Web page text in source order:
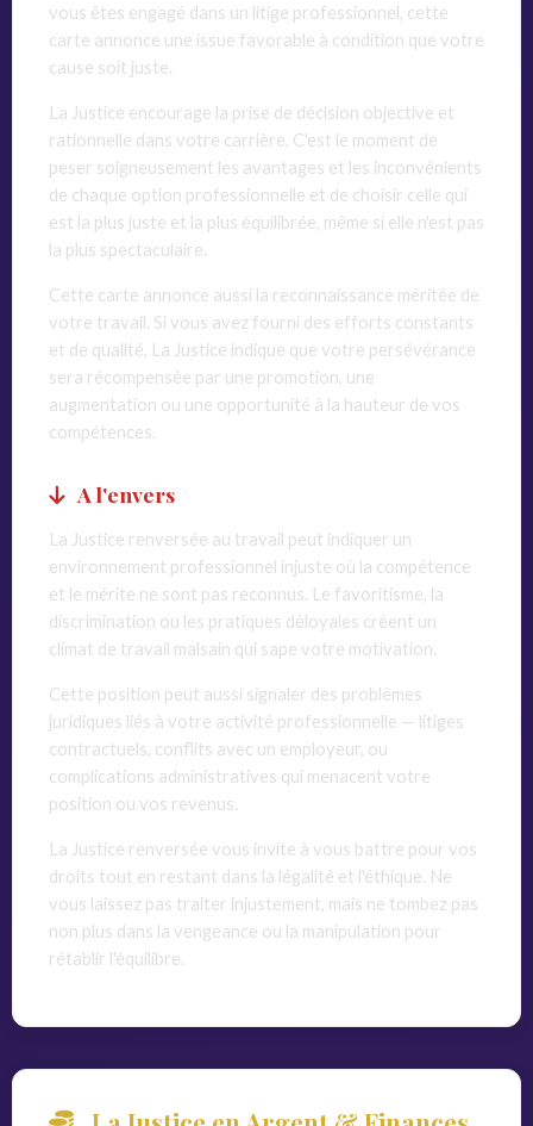
vous êtes engagé dans un litige professionnel, cette
carte annonce une issue favorable à condition que votre
cause soit juste.
La Justice encourage la prise de décision objective et
rationnelle dans votre carrière. C'est le moment de
peser soigneusement les avantages et les inconvénients
de chaque option professionnelle et de choisir celle qui
est la plus juste et la plus équilibrée, même si elle n'est pas
la plus spectaculaire.
Cette carte annonce aussi la reconnaissance méritée de
votre travail. Si vous avez fourni des efforts constants
et de qualité, La Justice indique que votre persévérance
sera récompensée par une promotion, une
augmentation ou une opportunité à la hauteur de vos
compétences.
A l'envers
La Justice renversée au travail peut indiquer un
environnement professionnel injuste où la compétence
et le mérite ne sont pas reconnus. Le favoritisme, la
discrimination ou les pratiques déloyales créent un
climat de travail malsain qui sape votre motivation.
Cette position peut aussi signaler des problèmes
juridiques liés à votre activité professionnelle — litiges
contractuels, conflits avec un employeur, ou
complications administratives qui menacent votre
position ou vos revenus.
La Justice renversée vous invite à vous battre pour vos
droits tout en restant dans la légalité et l'éthique. Ne
vous laissez pas traiter injustement, mais ne tombez pas
non plus dans la vengeance ou la manipulation pour
rétablir l'équilibre.